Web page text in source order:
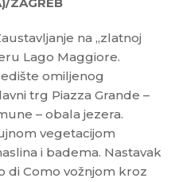
na „zlatnoj
Lago Maggiore.
omiljenog
trg Piazza Grande –
– obala jezera.
vegetacijom
i badema. Nastavak
di Como vožnjom kroz